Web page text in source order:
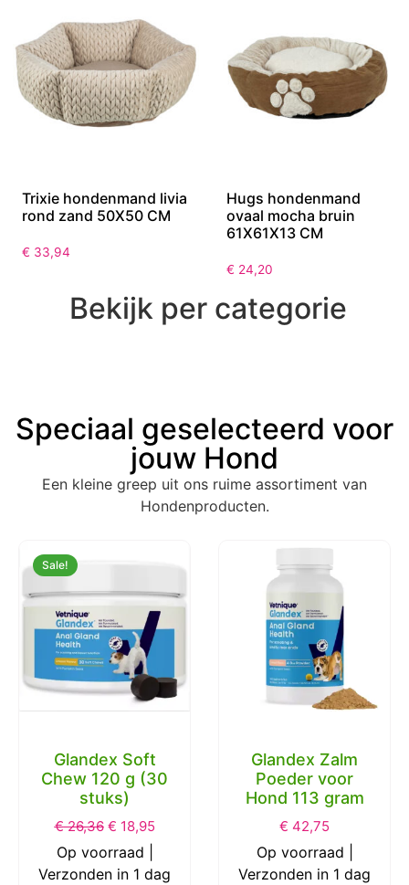
Trixie hondenmand livia
rond zand 50X50 CM
€ 33,94
Hugs hondenmand
ovaal mocha bruin
61X61X13 CM
€ 24,20
Bekijk per categorie
Speciaal geselecteerd voor
jouw Hond
Een kleine greep uit ons ruime assortiment van
Hondenproducten.
Glandex Zalm
Poeder voor
Hond 113 gram
€42,75
Op voorraad |
Verzonden in 1 dag
Chuckit Ultra Ball
S 5 cm 2 Pack
€
Op voorraad |